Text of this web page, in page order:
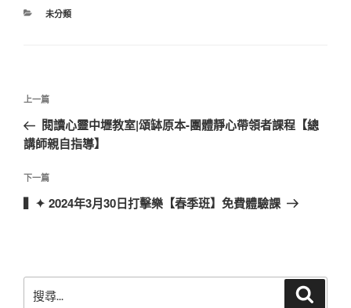
分
未分類
文
導
覽
上
一
篇
章
上一篇
閱讀心靈中壢教室|頌缽原本-團體靜心帶領者課程【總
講師親自指導】
下
一
下一篇
▍✦ 2024年3月30日打擊樂【春季班】免費體驗課
尋